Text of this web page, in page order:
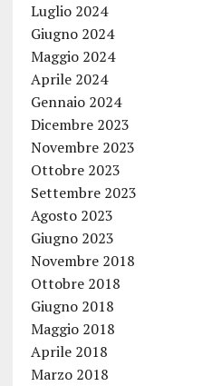
Luglio 2024
Giugno 2024
Maggio 2024
Aprile 2024
Gennaio 2024
Dicembre 2023
Novembre 2023
Ottobre 2023
Settembre 2023
Agosto 2023
Giugno 2023
Novembre 2018
Ottobre 2018
Giugno 2018
Maggio 2018
Aprile 2018
Marzo 2018